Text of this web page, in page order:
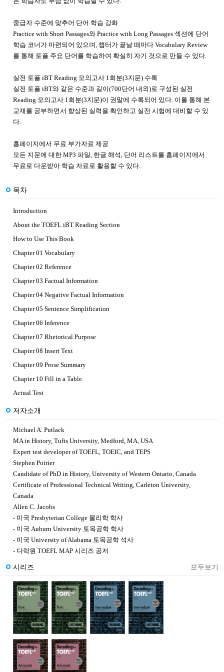
중급자 수준에 맞추어 단어 학습 강화
Practice with Short Passages와 Practice with Long Passages 섹션에 단어
학습 코너가 마련되어 있으며, 챕터가 끝날 때마다 Vocabulary Review
를 통해 토플 주요 단어를 학습하여 확실히 자기 것으로 만들 수 있다.
실전 토플 iBT Reading 모의고사 1회분(3지문) 수록
실전 토플 iBT와 같은 수준과 길이(700단어 내외)로 구성된 실전
Reading 모의고사 1회분(3지문)이 권말에 수록되어 있다. 이를 통해 본
교재를 공부하면서 향상된 실력을 확인하고 실전 시험에 대비할 수 있
다.
홈페이지에서 무료 부가자료 제공
모든 지문에 대한 MP3 파일, 한글 해석, 단어 리스트를 홈페이지에서
무료로 다운받아 학습 자료로 활용할 수 있다.
목차
Introduction
About the TOEFL iBT Reading Section
How to Use This Book
Chapter 01 Vocabulary
Chapter 02 Reference
Chapter 03 Factual Information
Chapter 04 Negative Factual Information
Chapter 05 Sentence Simplification
Chapter 06 Inference
Chapter 07 Rhetorical Purpose
Chapter 08 Insert Text
Chapter 09 Prose Summary
Chapter 10 Fill in a Table
Actual Test
저자소개
Michael A. Putlack
MA in History, Tufts University, Medford, MA, USA
Expert test developer of TOEFL, TOEIC, and TEPS
Stephen Poirier
Candidate of PhD in History, University of Western Ontario, Canada
Certificate of Professional Technical Writing, Carleton University,
Canada
Allen C. Jacobs
- 미국 Presbyterian College 물리학 학사
- 미국 Auburn University 토목공학 학사
- 미국 University of Alabama 토목공학 석사
- 다락원 TOEFL MAP 시리즈 공저
시리즈 모두보기